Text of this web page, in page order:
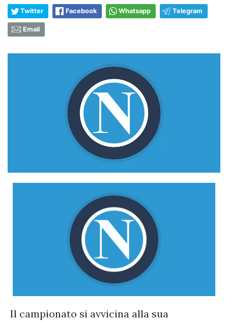
Twitter Facebook Whatsapp Telegram
Email
Il campionato si avvicina alla sua